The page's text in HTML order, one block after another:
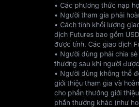
• Các phương thức nạp
• Người tham gia phải
• Cách tính khối lượng
dịch Futures bao gồm
được tính. Các giao dịch
• Người dùng phải chia
thưởng sau khi người
• Người dùng không thể
giới thiệu tham gia và
cho phần thưởng giới
phần thưởng khác (như